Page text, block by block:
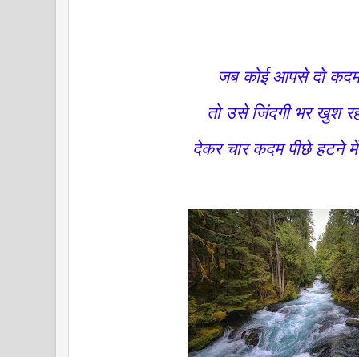
जब कोई आपसे दो
तो उसे जिंदगी भर खुश
देकर चार कदम पीछे हटने